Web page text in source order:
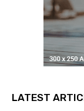
LATEST